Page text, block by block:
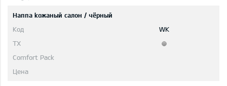
Hаппа kожаный салон / чёрный
WK